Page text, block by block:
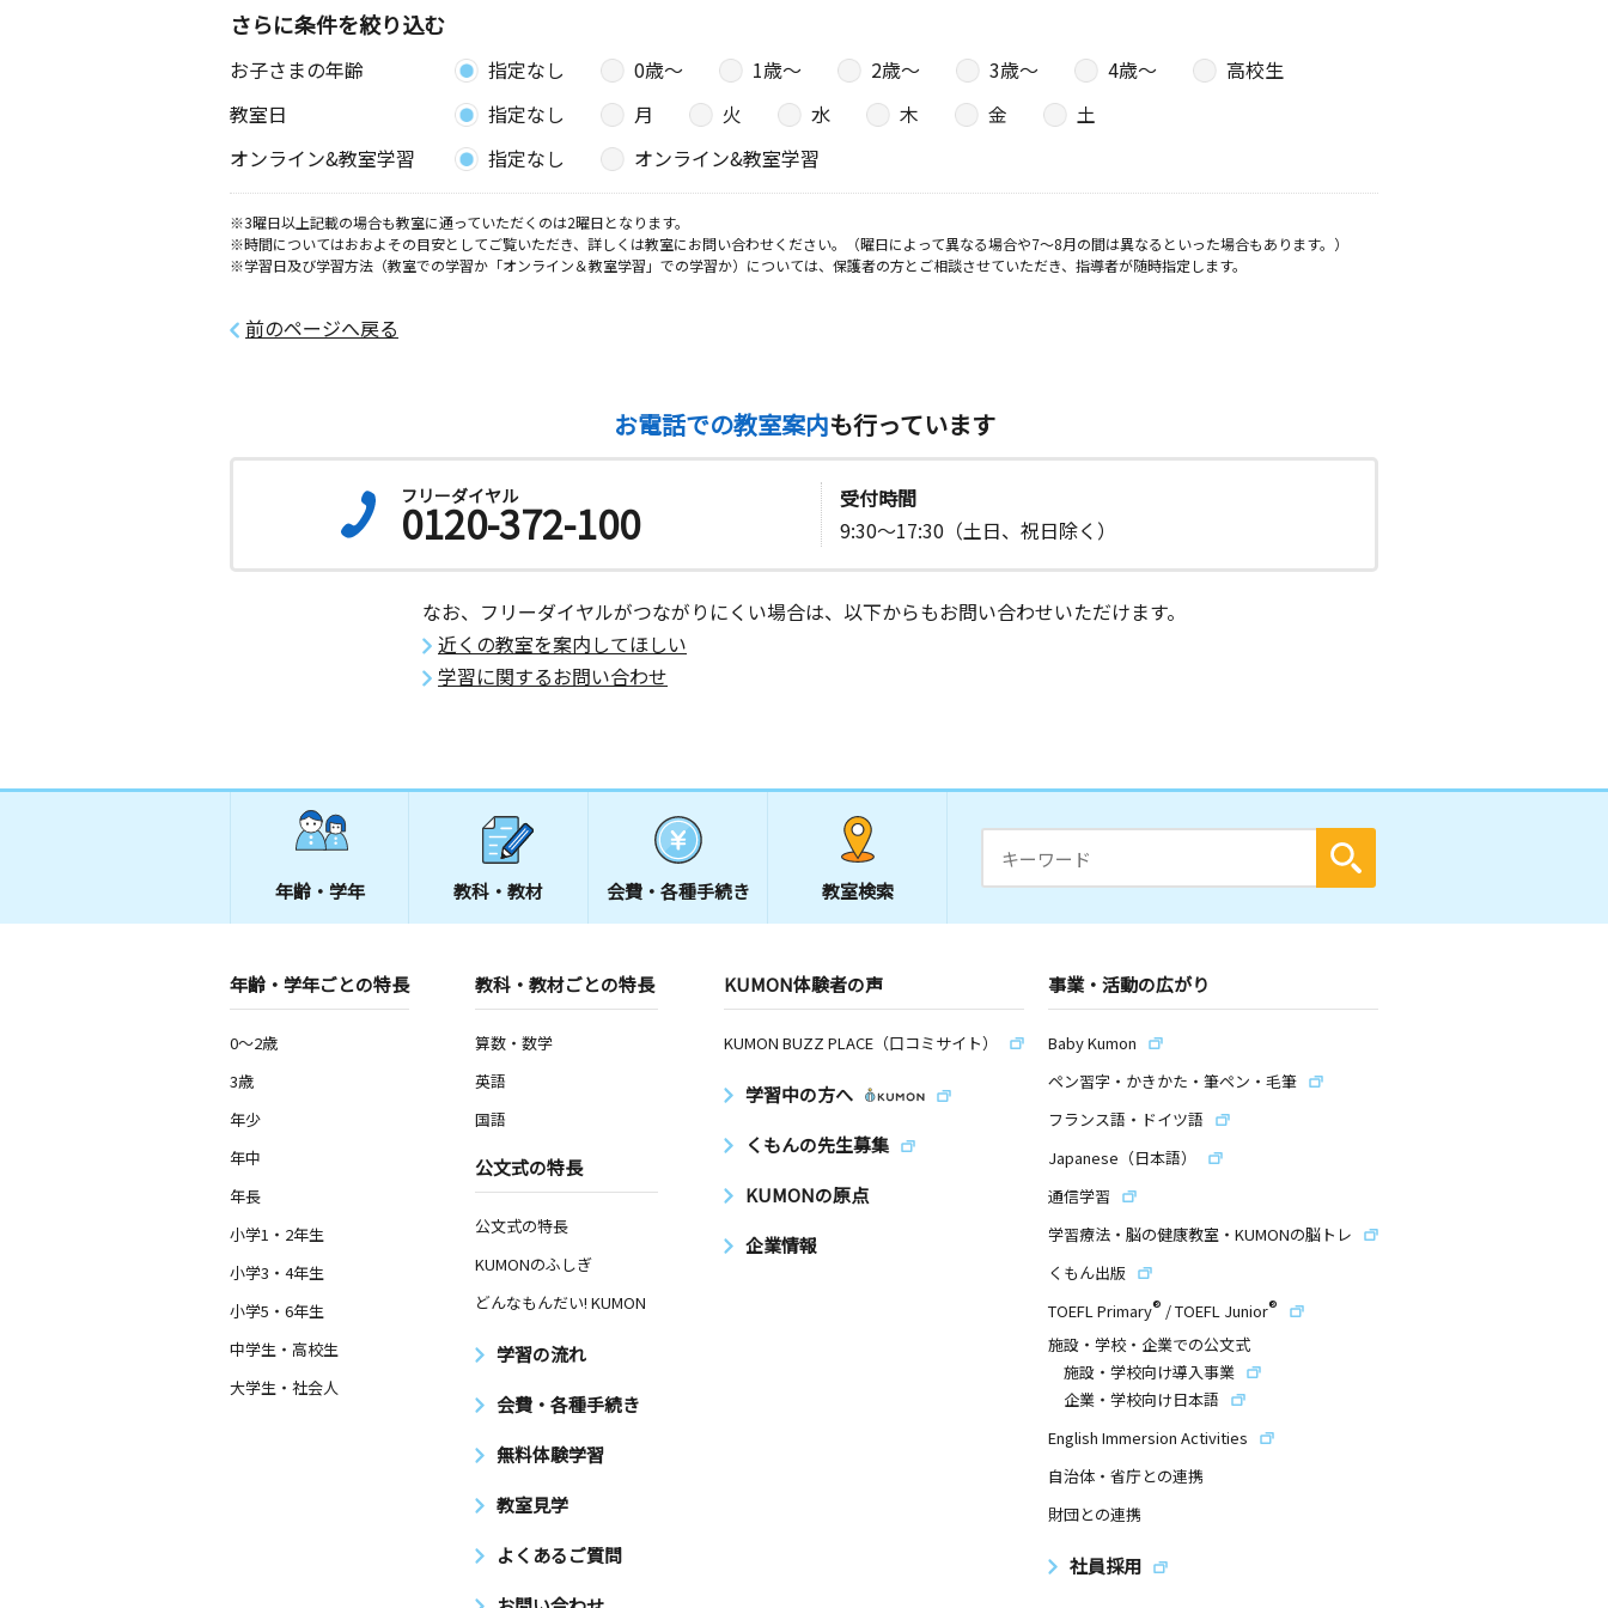
さらに条件を絞り込む
お子さまの年齢 指定なし 0歳〜 1歳〜 2歳〜 3歳〜 4歳〜
高校生
教室日
指定なし 月 火 水 木 金
土
オンライン&教室学習
指定なし オンライン&教室学習
※3曜日以上記載の場合も教室に通っていただくのは2曜日となります。
※時間についてはおおよその目安としてご覧いただき、詳しくは教室にお問い合わせください。（曜日によって異なる場合や7～8月の間は異なるといった場合もあります。）
※学習日及び学習方法（教室での学習か「オンライン＆教室学習」での学習か）については、保護者の方とご相談させていただき、指導者が随時指定します。
前のページへ戻る
お電話での教室案内も行っています
フリーダイヤル
0120-372-100
受付時間
9:30～17:30（土日、祝日除く）
なお、フリーダイヤルがつながりにくい場合は、以下からもお問い合わせいただけます。
近くの教室を案内してほしい
学習に関するお問い合わせ
年齢・学年 教科・教材 会費・ 各種手続き 教室検索
年齢・学年ごとの特長
0～2歳
3歳
年少
年中
年長
小学1・2年生
小学3・4年生
小学5・6年生
中学生・高校生
大学生・社会人
教科・教材ごとの特長
算数・数学
英語
国語
公文式の特長
公文式の特長
KUMONのふしぎ
どんなもんだい! KUMON
学習の流れ
会費・各種手続き
無料体験学習
教室見学
よくあるご質問
KUMON体験者の声
KUMON BUZZ PLACE（口コミサイト）
学習中の方へ
くもんの先生募集
KUMONの原点
企業情報
事業・活動の広がり
Baby Kumon
ペン習字・かきかた・筆ペン・毛筆
フランス語・ドイツ語
Japanese（日本語）
通信学習
学習療法・脳の健康教室・KUMONの脳トレ
くもん出版
TOEFL Primary® /TOEFL Junior®
施設・学校・企業での公文式
施設・学校向け導入事業
企業・学校向け日本語
English Immersion Activities
自治体・省庁との連携
財団との連携
社員採用